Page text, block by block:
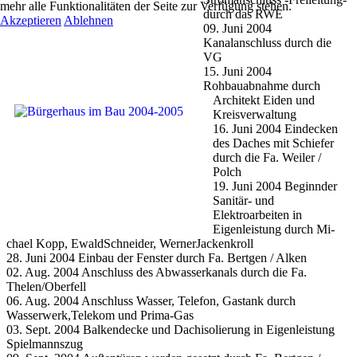
durch das RWE
09. Juni 2004
Kanalanschluss durch die
VG
15. Juni 2004
Rohbauabnahme durch
Architekt Eiden und
Kreisverwaltung
16. Juni 2004 Eindecken
des Daches mit Schiefer
durch die Fa. Weiler /
Polch
19. Juni 2004 Beginnder
Sanitär- und
Elektroarbeiten in
Eigenleistung durch Mi­
chael Kopp, EwaldSchneider, WernerJackenkroll
28. Juni 2004 Einbau der Fenster durch Fa. Bertgen / Alken
02. Aug. 2004 Anschluss des Abwasserkanals durch die Fa.
Thelen/Oberfell
06. Aug. 2004 Anschluss Wasser, Telefon, Gastank durch
Wasserwerk,Telekom und Prima-Gas
03. Sept. 2004 Balkendecke und Dachisolierung in Eigenleistung
Spielmannszug
mehr alle Funktionalitäten der Seite zur Verfügung stehen.
Akzeptieren Ablehnen